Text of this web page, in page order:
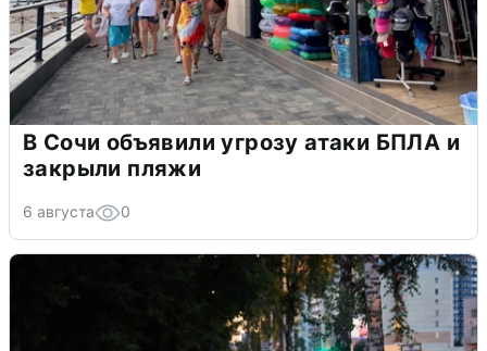
В Сочи объявили угрозу атаки БПЛА и
закрыли пляжи
6 августа 0